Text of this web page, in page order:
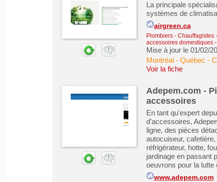
La principale
systèmes de
airgreen.ca
Plombiers - Chauffagistes
accessoires domestiques
Mise à jour le 01/02/
Montréal - Québec -
Voir la fiche
Adepem.com -
accessoires
En tant qu'expert
d'accessoires,
ligne, des pièces
autocuiseur,
réfrigérateur, hotte,
jardinage en passant
oeuvrons pour la lutte
www.adepem.com